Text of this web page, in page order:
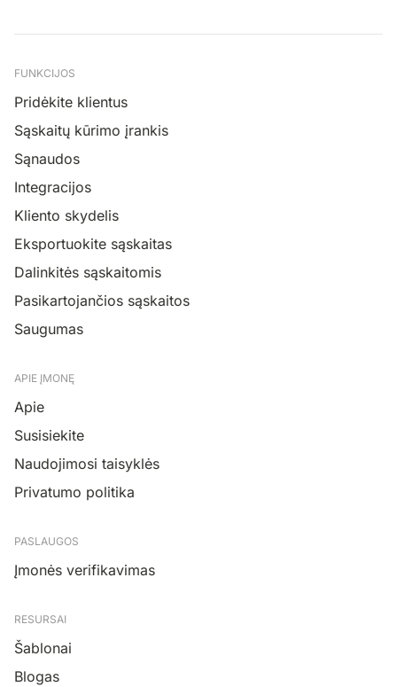
FUNKCIJOS
Pridėkite klientus
Sąskaitų kūrimo įrankis
Sąnaudos
Integracijos
Kliento skydelis
Eksportuokite sąskaitas
Dalinkitės sąskaitomis
Pasikartojančios sąskaitos
Saugumas
APIE ĮMONĘ
Apie
Susisiekite
Naudojimosi taisyklės
Privatumo politika
PASLAUGOS
Įmonės verifikavimas
RESURSAI
Šablonai
Blogas